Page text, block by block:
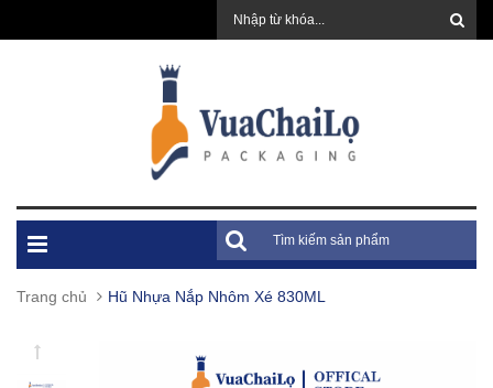
Trang chủ Hũ Nhựa Nắp Nhôm Xé 830ML